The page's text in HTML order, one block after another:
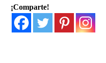
¡Comparte!